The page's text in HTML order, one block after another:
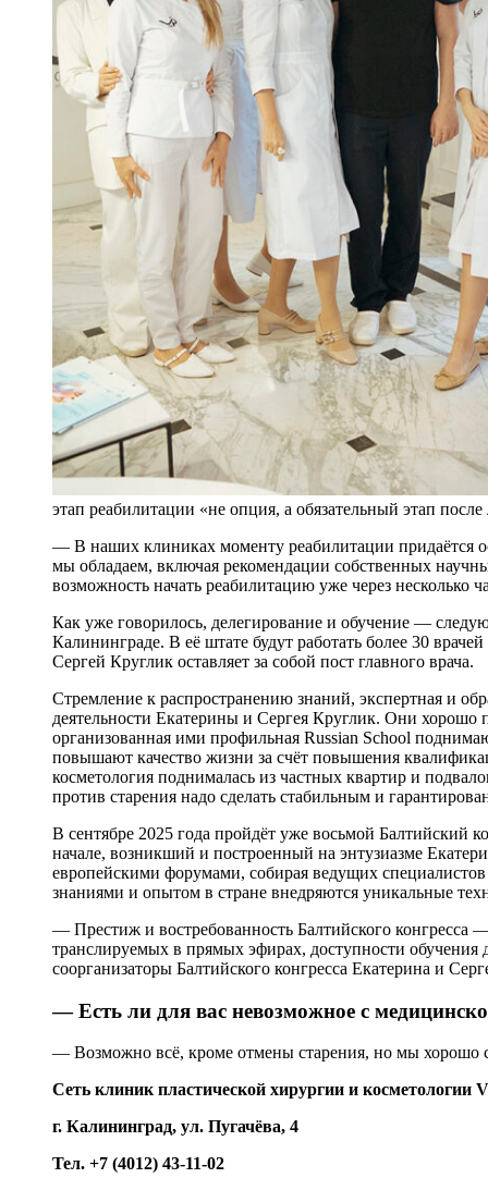
этап реабилитации «не опция, а обязательный этап
— В наших клиниках моменту реабилитации придаётся
мы обладаем, включая рекомендации собственных
возможность начать реабилитацию уже через несколько
Как уже говорилось, делегирование и обучение —
Калининграде. В её штате будут работать более 30
Сергей Круглик оставляет за собой пост главного врача.
Стремление к распространению знаний, экспертная и
деятельности Екатерины и Сергея Круглик. Они хорошо
организованная ими профильная Russian School
повышают качество жизни за счёт повышения
косметология поднималась из частных квартир и
против старения надо сделать стабильным и
В сентябре 2025 года пройдёт уже восьмой Балтийский
начале, возникший и построенный на энтузиазме
европейскими форумами, собирая ведущих
знаниями и опытом в стране внедряются уникальные
— Престиж и востребованность Балтийского конгресса
транслируемых в прямых эфирах, доступности
соорганизаторы Балтийского конгресса Екатерина и
— Есть ли для вас невозможное с
— Возможно всё, кроме отмены старения, но мы хорошо
Сеть клиник пластической хирургии и косметологии
г. Калининград, ул. Пугачёва, 4
Тел. +7 (4012) 43-11-02